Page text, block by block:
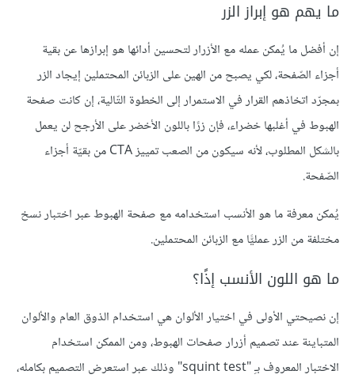
ما يهم هو إبراز الزر
إن أفضل ما يُمكن عمله مع الأزرار لتحسين أدائها هو إبرازها عن بقية
أجزاء الصّفحة، لكي يصبح من الهين على الزبائن المحتملين إيجاد الزر
بمجرّد اتخاذهم القرار في الاستمرار إلى الخطوة التّالية، إن كانت صفحة
الهبوط في أغلبها خضراء، فإن زرًا باللون الأخضر على الأرجح لن يعمل
بالشكل المطلوب، لأنه سيكون من الصعب تمييز CTA من بقيّة أجزاء
الصّفحة.
يُمكن معرفة ما هو الأنسب استخدامه مع صفحة الهبوط عبر اختبار نسخ
مختلفة من الزر عمليًّا مع الزبائن المحتملين.
ما هو اللون الأنسب إذًا؟
إن نصيحتي الأولى في اختيار الألوان هي استخدام الذوق العام والألوان
المتباينة عند تصميم أزرار صفحات الهبوط، ومن الممكن استخدام
الاختبار المعروف بـِ "squint test" وذلك عبر استعرض التصميم بكامله،